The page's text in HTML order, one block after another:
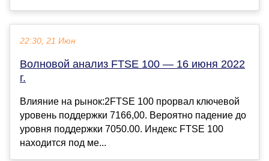
22:30, 21 Июн
Волновой анализ FTSE 100 — 16 июня 2022
г.
Влияние на рынок:2FTSE 100 прорвал ключевой
уровень поддержки 7166,00. Вероятно падение до
уровня поддержки 7050.00. Индекс FTSE 100
находится под ме...